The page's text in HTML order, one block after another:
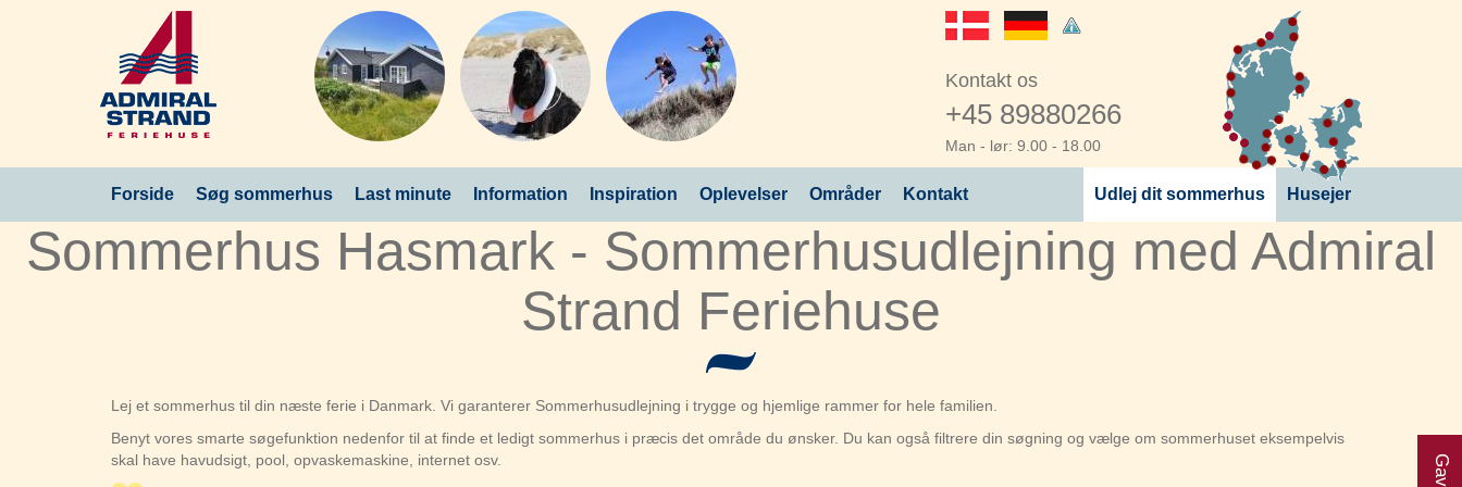
Kontakt os
+45 89880266
Man - lør: 9.00 - 18.00
Forside Søg sommerhus Last minute Information Inspiration Oplevelser Områder Kontakt Husejer
Udlej dit sommerhus
Sommerhus Hasmark - Sommerhusudlejning med Admiral
Strand Feriehuse
Lej et sommerhus til din næste ferie i Danmark. Vi garanterer Sommerhusudlejning i trygge og hjemlige rammer for hele familien.
Benyt vores smarte søgefunktion nedenfor til at finde et ledigt sommerhus i præcis det område du ønsker. Du kan også filtrere din søgning og vælge om sommerhuset eksempelvis
skal have havudsigt, pool, opvaskemaskine, internet osv.